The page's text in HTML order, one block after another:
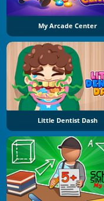
My Arcade Center
Little Dentist Dash